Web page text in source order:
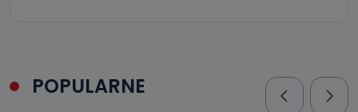
POPULARNE